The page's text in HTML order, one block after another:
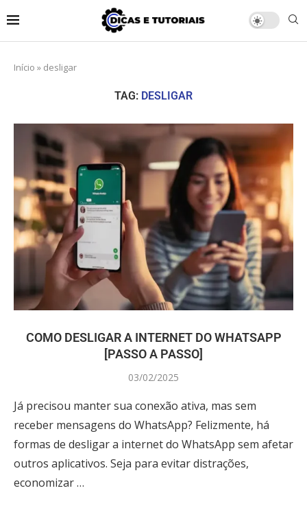
Início » desligar
TAG: DESLIGAR
COMO DESLIGAR A INTERNET DO WHATSAPP
[PASSO A PASSO]
03/02/2025
Já precisou manter sua conexão ativa, mas sem
receber mensagens do WhatsApp? Felizmente, há
formas de desligar a internet do WhatsApp sem afetar
outros aplicativos. Seja para evitar distrações,
economizar …